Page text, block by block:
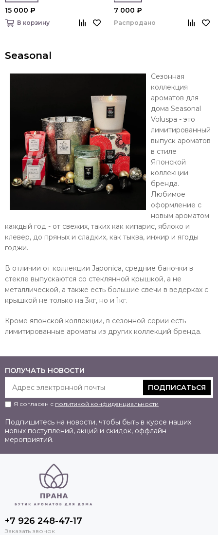
15 000 ₽
В корзину
7 000 ₽
Распродано
Seasonal
Сезонная
коллекция
ароматов для
дома Seasonal
Voluspa - это
лимитированный
выпуск ароматов
в стиле
Японской
коллекции
бренда.
Любимое
оформление с
новым ароматом
каждый год - от свежих, таких как кипарис, яблоко и
клевер, до пряных и сладких, как тыква, инжир и ягоды
годжи.
В отличии от коллекции Japonica, средние баночки в
стекле выпускаются со стеклянной крышкой, а не
металлической, а также есть большие свечи в ведерках с
крышкой не только на 3кг, но и 1кг.
Кроме японской коллекции, в сезонной серии есть
лимитированные ароматы из других коллекций бренда.
ПОЛУЧАТЬ НОВОСТИ
ПОДПИСАТЬСЯ
Я согласен с политикой конфиденциальности
Подпишитесь на новости, чтобы быть в курсе наших
новых поступлений, акций и скидок, оффлайн
мероприятий.
+7 926 248-47-17
Заказать звонок